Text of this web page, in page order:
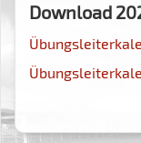
Download